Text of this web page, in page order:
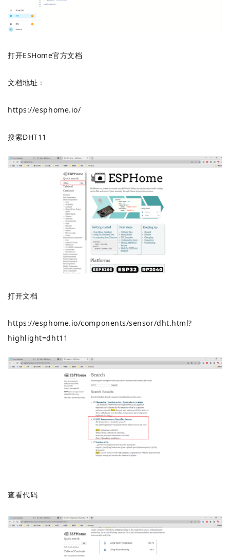
打开ESHome官方文档
文档地址：
https://esphome.io/
搜索DHT11
打开文档
https://esphome.io/components/sensor/dht.html?
highlight=dht11
查看代码